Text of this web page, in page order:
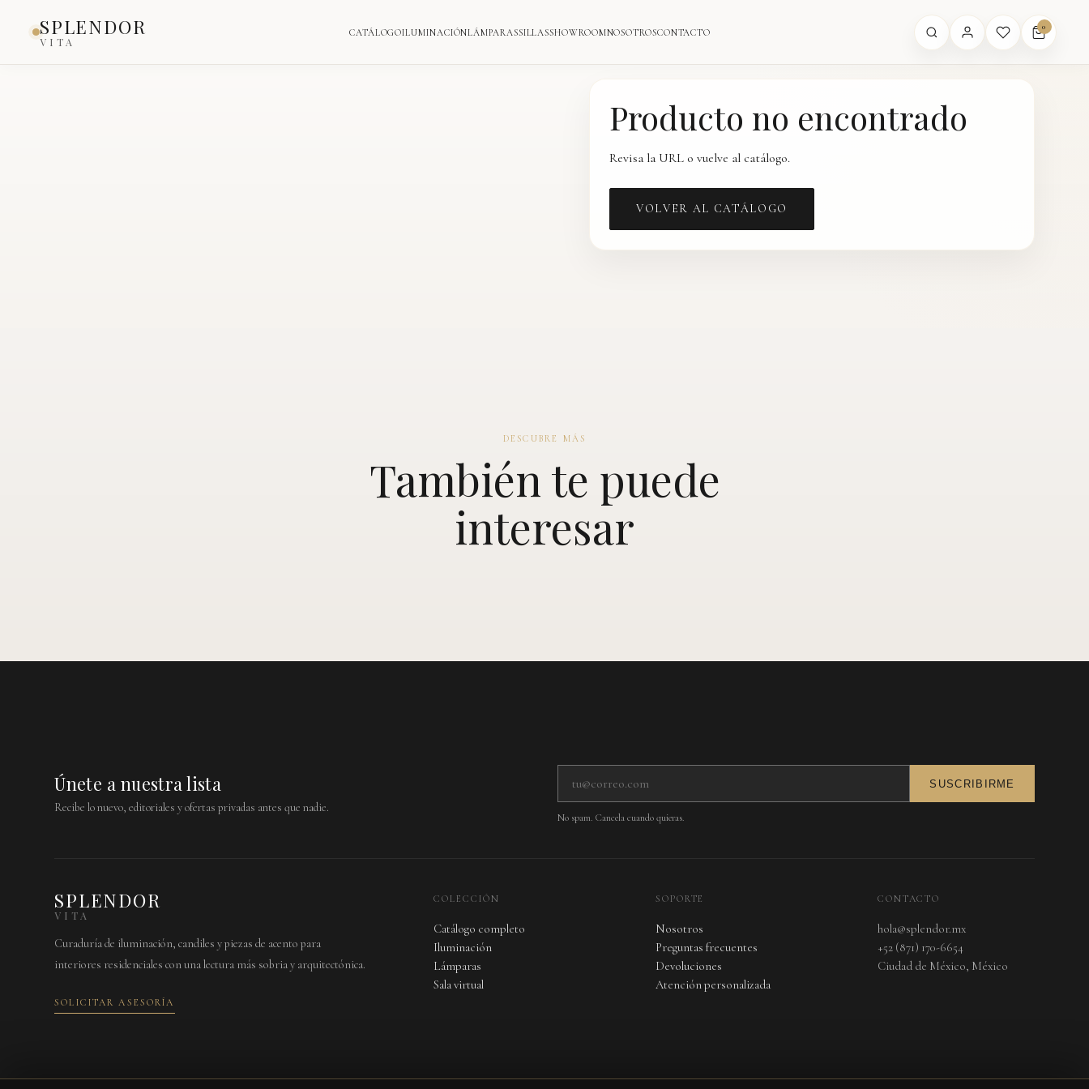
SPLENDOR
VITA
CATÁLOGOILUMINACIÓNLÁMPARASSILLASSHOWROOMNOSOTROSCONTACTO
0
Inicio›Catálogo› Producto
Producto no encontrado
Revisa la URL o vuelve al catálogo.
VOLVER AL CATÁLOGO
DESCUBRE MÁS
También te puede
interesar
Únete a nuestra lista
Recibe lo nuevo, editoriales y ofertas privadas antes que nadie.
SUSCRIBIRME
No spam. Cancela cuando quieras.
SPLENDOR
VITA
Curaduría de iluminación, candiles y piezas de acento para
interiores residenciales con una lectura más sobria y arquitectónica.
SOLICITAR ASESORÍA
COLECCIÓN
Catálogo completo
Iluminación
Lámparas
Sala virtual
SOPORTE
Nosotros
Preguntas frecuentes
Devoluciones
Atención personalizada
CONTACTO
hola@splendor.mx
+52 (871) 170-6654
Ciudad de México, México